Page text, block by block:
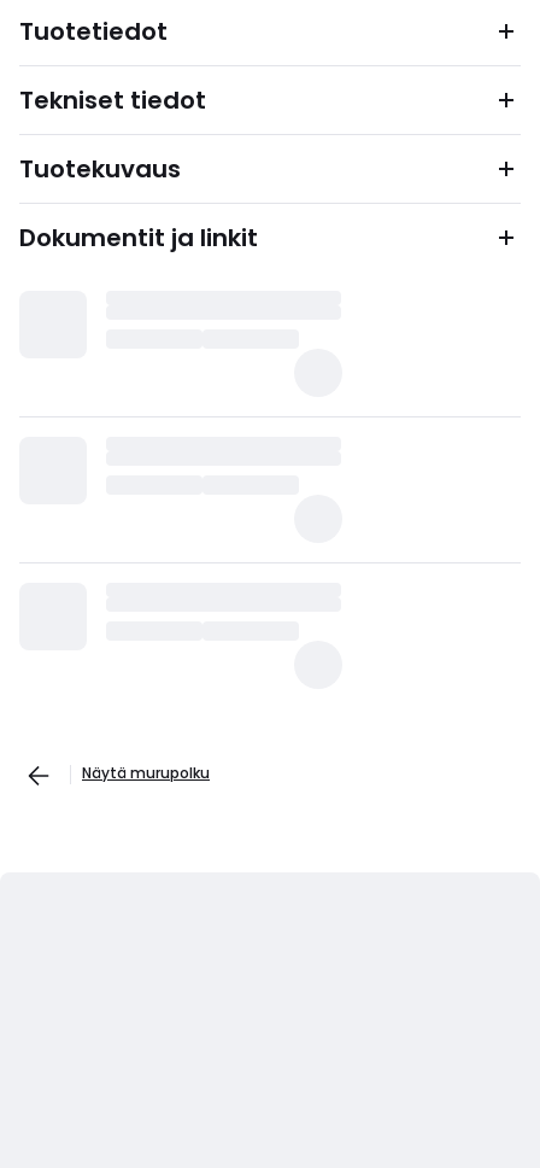
Tuotetiedot
Tekniset tiedot
Tuotekuvaus
Dokumentit ja linkit
Näytä murupolku